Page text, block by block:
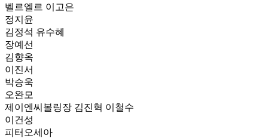
벨르엘르 이고은
정지윤
김정석 유수혜
장예선
김향옥
이진서
박승욱
오완모
제이엔씨볼링장 김진혁 이철수
이건성
피터오세아